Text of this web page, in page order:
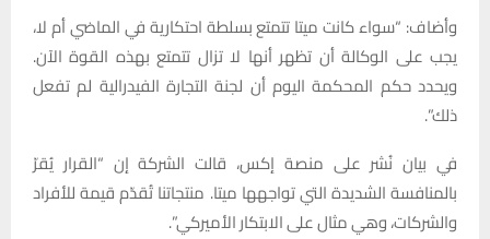
وأضاف: “سواء كانت ميتا تتمتع بسلطة احتكارية في الماضي أم لا،
يجب على الوكالة أن تظهر أنها لا تزال تتمتع بهذه القوة الآن.
ويحدد حكم المحكمة اليوم أن لجنة التجارة الفيدرالية لم تفعل
ذلك”.
في بيان نُشر على منصة إكس، قالت الشركة إن “القرار يُقرّ
بالمنافسة الشديدة التي تواجهها ميتا. منتجاتنا تُقدّم قيمة للأفراد
والشركات، وهي مثال على الابتكار الأميركي”.